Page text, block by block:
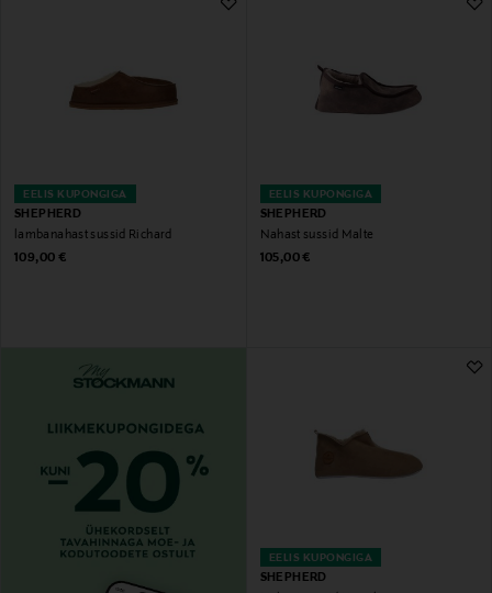
EELIS KUPONGIGA
SHEPHERD
lambanahast sussid Richard
Original Price
109,00 €
EELIS KUPONGIGA
SHEPHERD
Nahast sussid Malte
Original Price
105,00 €
EELIS KUPONGIGA
SHEPHERD